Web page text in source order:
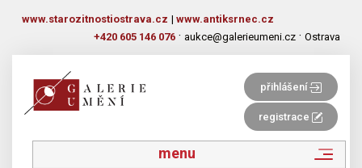
www.starozitnostiostrava.cz | www.antiksrnec.cz
+420 605 146 076 · aukce@galerieumeni.cz · Ostrava
přihlášení
registrace
menu